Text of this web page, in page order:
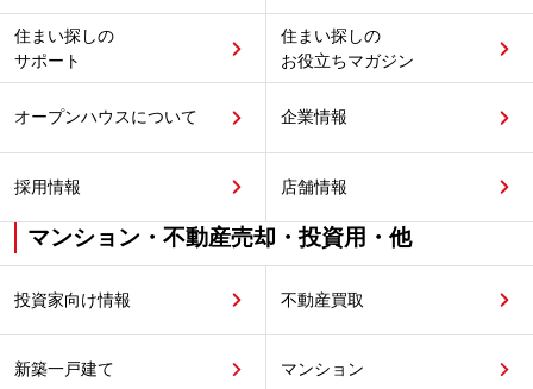
住まい探しの
サポート
住まい探しの
お役立ちマガジン
オープンハウスについて 企業情報
採用情報 店舗情報
マンション・不動産売却・投資用・他
投資家向け情報 不動産買取
新築一戸建て マンション